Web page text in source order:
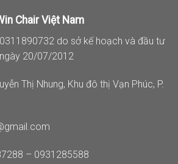
Chair Việt Nam
do sở kế hoạch và đầu tư
20/07/2012
Thị Nhung, Khu đô thị Vạn Phúc, P.
– 0931285588